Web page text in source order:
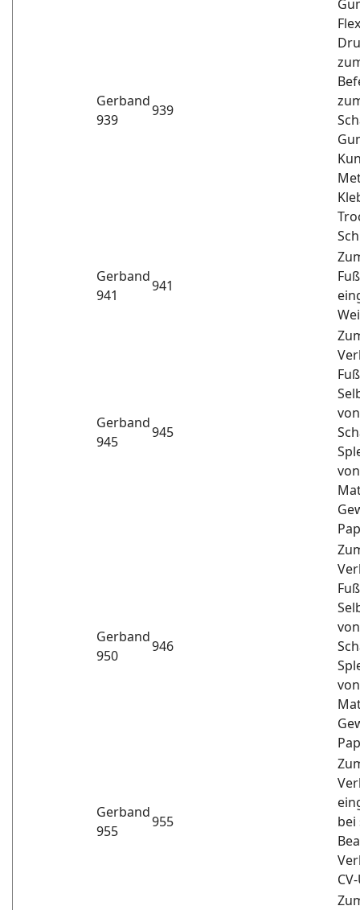
Gerband
939
939
Gerband
941
941
Gerband
945
945
Gerband
950
946
Gerband
955
955